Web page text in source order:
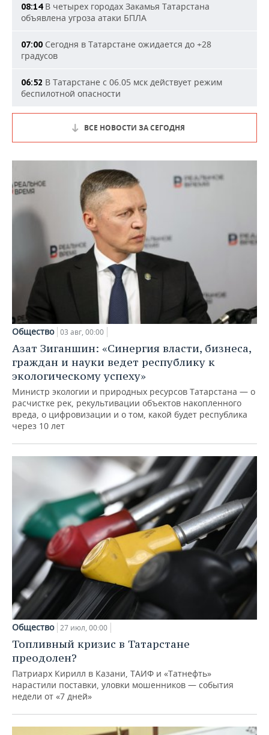
08:14В четырех городах Закамья Татарстана
объявлена угроза атаки БПЛА
07:00 Сегодня в Татарстане ожидается до +28
градусов
06:52 В Татарстане с 06.05 мск действует режим
беспилотной опасности
ВСЕ НОВОСТИ ЗА СЕГОДНЯ
Общество 03 авг, 00:00
Азат Зиганшин: «Синергия власти, бизнеса,
граждан и науки ведет республику к
экологическому успеху»
Министр экологии и природных ресурсов Татарстана — о
расчистке рек, рекультивации объектов накопленного
вреда, о цифровизации и о том, какой будет республика
через 10 лет
Общество 27 июл, 00:00
Топливный кризис в Татарстане
преодолен?
Патриарх Кирилл в Казани, ТАИФ и «Татнефть»
нарастили поставки, уловки мошенников — события
недели от «7 дней»